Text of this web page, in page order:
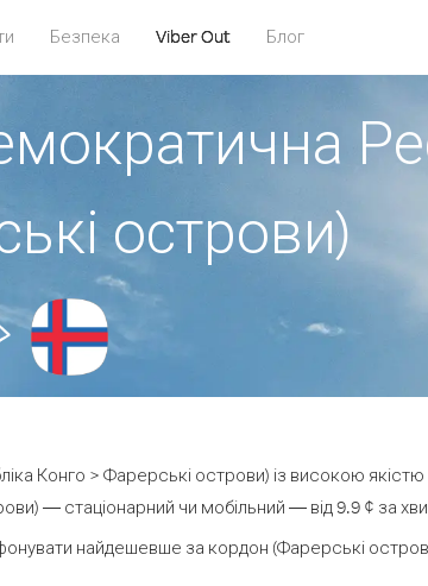
Безпека Viber Out Блог
острови)
Конго > Фарерські острови) із високою якістю
— стаціонарний чи мобільний — від 9.9 ¢ за
найдешевше за кордон (Фарерські